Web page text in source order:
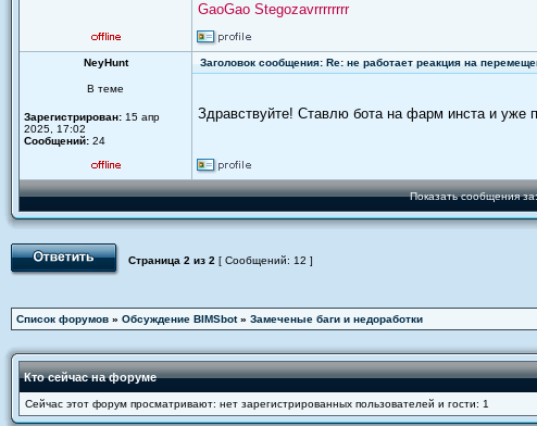
GaoGao Stegozavrrrrrrrr
NeyHunt Заголовок сообщения: Re: не работает реакция на
В теме
Зарегистрирован: 15 апр
2025, 17:02
Сообщений: 24
Здравствуйте! Ставлю бота на фарм инста и уже
Показать сообщения за:
Страница 2 из 2 [ Сообщений: 12 ]
Список форумов » Обсуждение BIMSbot» Замеченые баги и недоработки
Кто сейчас на форуме
Сейчас этот форум просматривают: нет зарегистрированных пользователей и гости: 1